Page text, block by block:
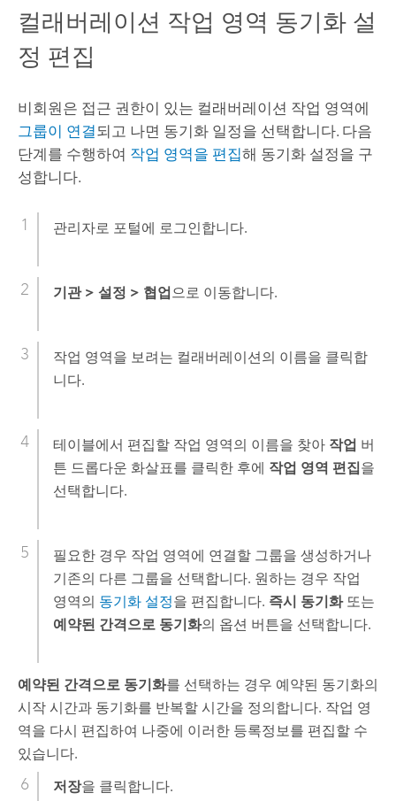
컬래버레이션 작업 영역 동기화 설
정 편집
비회원은 접근 권한이 있는 컬래버레이션 작업 영역에
그룹이 연결되고 나면 동기화 일정을 선택합니다. 다음
단계를 수행하여 작업 영역을 편집해 동기화 설정을 구
성합니다.
관리자로 포털에 로그인합니다.
기관 > 설정 > 협업 으로 이동합니다.
작업 영역을 보려는 컬래버레이션의 이름을 클릭합
니다.
테이블에서 편집할 작업 영역의 이름을 찾아 작업 버
튼 드롭다운 화살표를 클릭한 후에 작업 영역 편집을
선택합니다.
필요한 경우 작업 영역에 연결할 그룹을 생성하거나
기존의 다른 그룹을 선택합니다. 원하는 경우 작업
영역의 동기화 설정을 편집합니다. 즉시 동기화또는
예약된 간격으로 동기화의 옵션 버튼을 선택합니다.
예약된 간격으로 동기화를 선택하는 경우 예약된 동기화의
시작 시간과 동기화를 반복할 시간을 정의합니다. 작업 영
역을 다시 편집하여 나중에 이러한 등록정보를 편집할 수
있습니다.
저장을 클릭합니다.